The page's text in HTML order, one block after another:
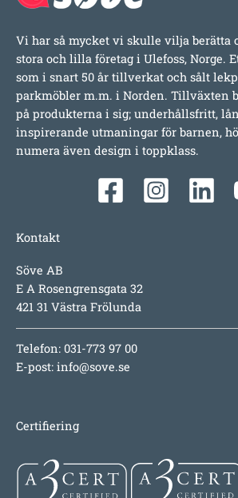
Vi har så mycket vi skulle vilja berätta
stora och lilla företag i Ulefoss, Norge.
som i snart 50 år tillverkat och sålt
parkmöbler m.m. i Norden. Tillväxten
på produkterna i sig; underhållsfritt,
inspirerande utmaningar för barnen,
numera även design i toppklass.
Kontakt
Söve AB
E A Rosengrensgata 32
421 31 Västra Frölunda
Telefon: 031-773 97 00
E-post: info@sove.se
Certifiering